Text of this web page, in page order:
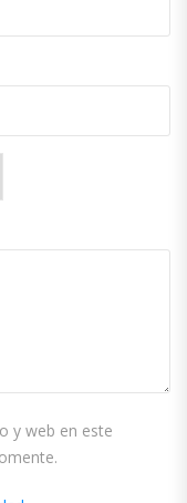
y web en este